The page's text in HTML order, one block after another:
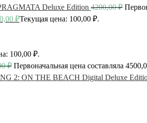
Deluxe Edition 4200,00₽
₽Текущая цена: 100,00 ₽.
100,00 ₽.
₽ Первоначальная цена составляла
2: ON THE BEACH Digital Deluxe